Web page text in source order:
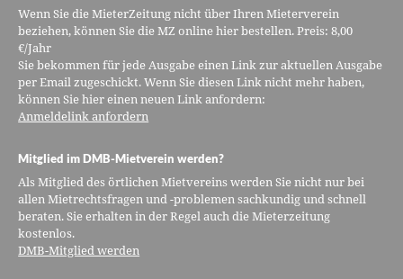
Wenn Sie die MieterZeitung nicht über Ihren Mieterverein
beziehen, können Sie die MZ online hier bestellen. Preis: 8,00
€/Jahr
Sie bekommen für jede Ausgabe einen Link zur aktuellen Ausgabe
per Email zugeschickt. Wenn Sie diesen Link nicht mehr haben,
können Sie hier einen neuen Link anfordern:
Anmeldelink anfordern
Mitglied im DMB-Mietverein werden?
Als Mitglied des örtlichen Mietvereins werden Sie nicht nur bei
allen Mietrechtsfragen und -problemen sachkundig und schnell
beraten. Sie erhalten in der Regel auch die Mieterzeitung
kostenlos.
DMB-Mitglied werden